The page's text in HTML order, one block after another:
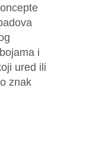
i
ured ili
znak